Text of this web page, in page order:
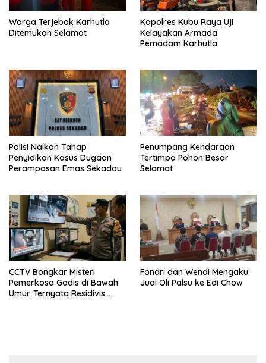
Warga Terjebak Karhutla
Ditemukan Selamat
Kapolres Kubu Raya Uji
Kelayakan Armada
Pemadam Karhutla
Polisi Naikan Tahap
Penyidikan Kasus Dugaan
Perampasan Emas Sekadau
Penumpang Kendaraan
Tertimpa Pohon Besar
Selamat
CCTV Bongkar Misteri
Pemerkosa Gadis di Bawah
Umur. Ternyata Residivis
Fondri dan Wendi Mengaku
Jual Oli Palsu ke Edi Chow